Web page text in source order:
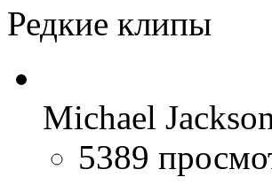
Редкие клипы
Michael
5389